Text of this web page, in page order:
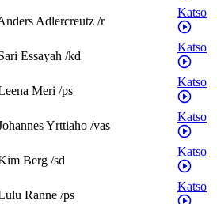
Adlercreutz /r
Katso
Essayah /kd
Katso
Meri /ps
Katso
Yrttiaho /vas
Katso
Berg /sd
Katso
Ranne /ps
Katso